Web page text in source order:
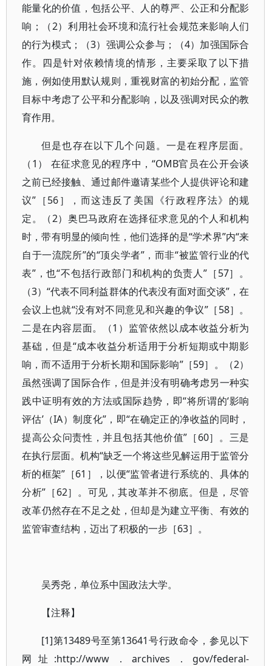
能量化的价值，包括公平、人的尊严、公正和分配影
响；（2）利用社会环境和流行社会规范来影响人们
的行为模式；（3）强调公众参与；（4）加强国际合
作。四是针对依赖情境的情形，主要采取了以下措
施，例如使用默认规则，重视财富的初始分配，监管
目标中考虑了公平和分配影响，以及强调对民众的教
育作用。
但是也存在以下几个问题。一是在程序层面。
（1） 在征求意见的程序中，“OMB官员在公开会谈
之前已经接触、通过邮件邀请某些个人提供评论和建
议”［56］，而这违反了美国《行政程序法》的规
定。（2）奥巴马政府在选择征求意见的个人和机构
时，带有明显的倾向性，他们选择的是“学术界”内“来
自于一流院所”的“顶尖学者”，而非“被监管行业的代
表”，也“不包括行政部门和机构的负责人”［57］。
（3）“代表不同利益群体的代表没有面对面交谈”，在
会议上也就“没有对不同意见和兴趣的争议”［58］。
二是在内容层面。（1）监管依然以成本收益分析为
基础，但是“成本收益分析适用于分析短期或中期影
响，而不适用于分析长期和国际影响”［59］。（2）
虽然强调了国际合作，但是并没有明确考虑另一种实
践中证明有效的方法或国际趋势，即“将所谓的‘影响
评估’（IA）制度化”，即“在确定正的净收益的同时，
提高公众问责性，并且包括其他价值”［60］。三是
在执行层面。机构“缺乏一个将这些见解运用于监管分
析的框架”［61］，以便“监管者进行系统的、具体的
分析”［62］。可见，其改革并不彻底。但是，尽管
改革仍然存在不足之处，但却是为建立平衡、有效的
监管审查结构，迈出了积极的一步［63］。
吴秀尧，单位系中国政法大学。
【注释】
[1]第13489号至第13641号行政命令，参见以下
网址:http://www．archives．gov/federal-